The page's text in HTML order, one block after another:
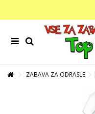
ZABAVA ZA ODRASLE